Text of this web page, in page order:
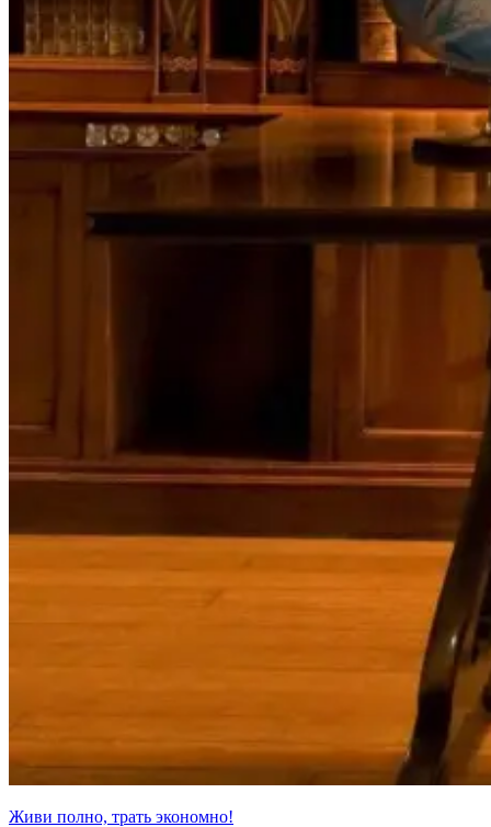
Живи полно, трать экономно!